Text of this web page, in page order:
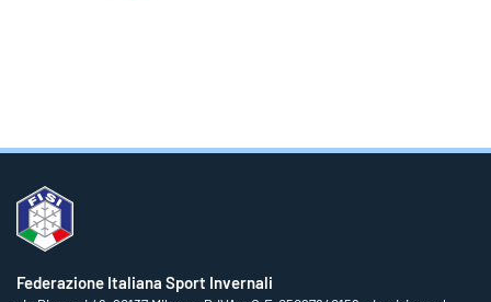
Federazione Italiana Sport Invernali